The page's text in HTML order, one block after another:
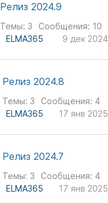
Релиз 2024.9
Темы: 3 Сообщения: 10
9 дек 2024
ELMA365
Релиз 2024.8
Темы: 3 Сообщения: 4
17 янв 2025
ELMA365
Релиз 2024.7
Темы: 3 Сообщения: 4
17 янв 2025
ELMA365